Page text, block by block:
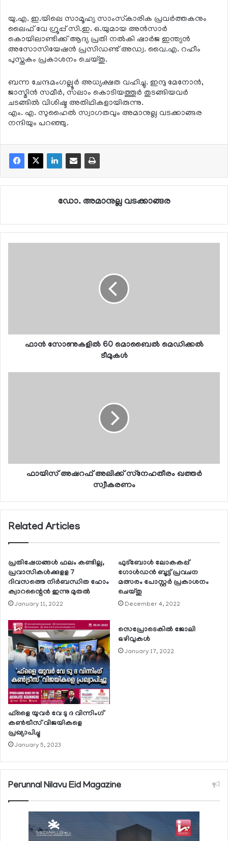
യു.എ. ഇ.യിലെ സാമൂഹ്യ സാംസ്‌കാരിക പ്രവര്‍ത്തകനും
ലൈഫ് വേ ഗ്രൂപ്പ് സി.ഇ. ഒ.യുമായ അന്‍സാര്‍
കൊയിലാണ്ടിക്ക് ആദ്യ പ്രതി നല്‍കി ഷാര്‍ജ ഇന്ത്യന്‍
അസോസിയേഷന്‍ പ്രസിഡണ്ട് അഡ്വ. വൈ.എ. റഹീം
പുസ്തകം പ്രകാശനം ചെയ്തു.
ബന്ന ചേന്ദമംഗല്ലൂര്‍ അധ്യക്ഷത വഹിച്ചു. ഇന്ദു മേനോന്‍,
ജാസ്മിന്‍ സമീര്‍, സലാം കൊടിയത്തൂര്‍ തുടങ്ങിയവര്‍
ചടങ്ങില്‍ വിശിഷ്ട അതിഥികളായിരുന്നു.
എം. എ. സുഹൈല്‍ സ്വാഗതവും അമാനുല്ല വടക്കാങ്ങര
നന്ദിയും പറഞ്ഞു.
ഡോ. അമാനുല്ല വടക്കാങ്ങര
ഫാന്‍ സോണുകളില്‍ 60 മൊബൈല്‍ മെഡിക്കല്‍
ടീമുകള്‍
ഫായിസ് അഷറഫ് അലിക്ക് സ്‌നേഹതീരം ഖത്തര്‍
സ്വീകരണം
Related Articles
പ്രതിഷേധങ്ങള്‍ ഫലം കണ്ടില്ല,
പ്രവാസികള്‍ക്കുളള 7
ദിവസത്തെ നിര്‍ബന്ധിത ഹോം
ക്വാറന്റൈന്‍ ഇന്നു മുതല്‍
January 11, 2022
ഫുട്ബോള്‍ ലോകകപ്പ്
ഗോള്‍ഡന്‍ ബൂട്ട് പ്രവചന
മത്സരം പോസ്റ്റര്‍ പ്രകാശനം
ചെയ്തു
December 4, 2022
ഫ്‌ളൈ യുവര്‍ വേ ടു ദ വിന്നിംഗ്
കണ്‍ട്രീസ് വിജയികളെ
പ്രഖ്യാപിച്ചു
January 5, 2023
സെപ്രോടെകില്‍ ജോലി
ഒഴിവുകള്‍
January 17, 2022
Perunnal Nilavu Eid Magazine